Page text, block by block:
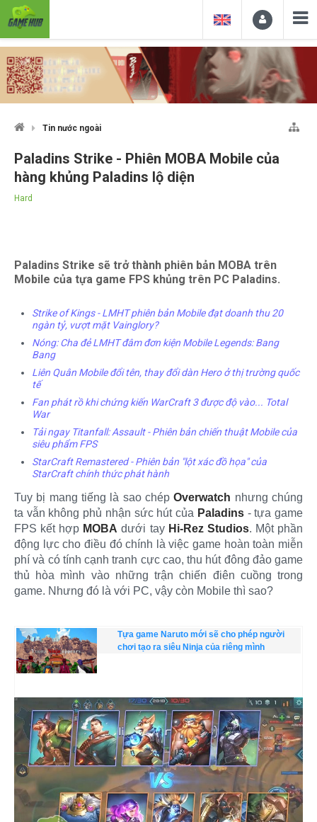
Tin nước ngoài
Paladins Strike - Phiên MOBA Mobile của
hàng khủng Paladins lộ diện
Hard
Paladins Strike sẽ trở thành phiên bản MOBA trên
Mobile của tựa game FPS khủng trên PC Paladins.
Strike of Kings - LMHT phiên bản Mobile đạt doanh thu 20
ngàn tỷ, vượt mặt Vainglory?
Nóng: Cha đẻ LMHT đâm đơn kiện Mobile Legends: Bang
Bang
Liên Quân Mobile đổi tên, thay đổi dàn Hero ở thị trường quốc
tế
Fan phát rồ khi chứng kiến WarCraft 3 được độ vào... Total
War
Tải ngay Titanfall: Assault - Phiên bản chiến thuật Mobile của
siêu phẩm FPS
StarCraft Remastered - Phiên bản "lột xác đồ họa" của
StarCraft chính thức phát hành
Tuy bị mang tiếng là sao chépOverwatch nhưng chúng
ta vẫn không phủ nhận sức hút của Paladins- tựa game
FPS kết hợp MOBA dưới tay Hi-Rez Studios. Một phần
động lực cho điều đó chính là việc game hoàn toàn miễn
phí và có tính cạnh tranh cực cao, thu hút đông đảo game
thủ hòa mình vào những trận chiến điên cuồng trong
game. Nhưng đó là với PC, vậy còn Mobile thì sao?
Tựa game Naruto mới sẽ cho phép người
chơi tạo ra siêu Ninja của riêng mình